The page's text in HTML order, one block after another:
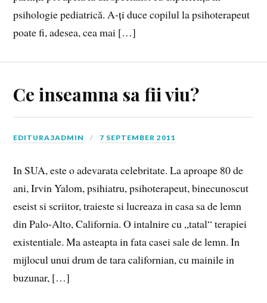
psiholo­gie pediatrică. A-ți duce copilul la psihoterapeut
poate fi, adesea, cea mai […]
Ce inseamna sa fii viu?
EDITURA3ADMIN 7 SEPTEMBER 2011
In SUA, este o adevarata celebritate. La aproape 80 de
ani, Irvin Yalom, psihiatru, psihoterapeut, binecunoscut
eseist si scriitor, traieste si lucreaza in casa sa de lemn
din Palo-Alto, California. O intalnire cu „tatal“ terapiei
existentiale. Ma asteapta in fata casei sale de lemn. In
mijlocul unui drum de tara californian, cu mainile in
buzunar, […]